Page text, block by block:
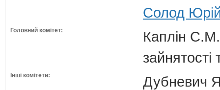
Солод
Головний комітет:
Каплін С.М.
зайнятості
Інші комітети:
Дубневич